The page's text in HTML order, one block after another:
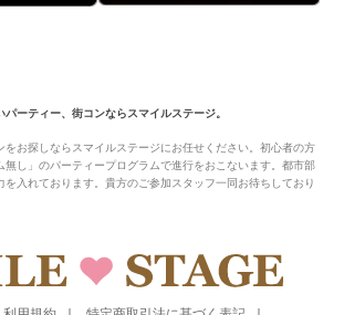
ーティー、街コンならスマイルステージ。
をお探しならスマイルステージにお任せください。初心者の方
無し」のパーティープログラムで進行をおこないます。都市部
を入れております。貴方のご参加スタッフ一同お待ちしており